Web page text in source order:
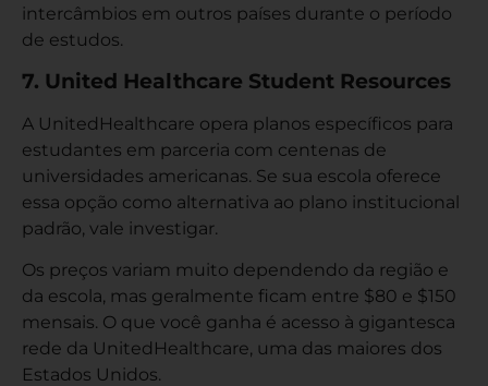
intercâmbios em outros países durante o período
de estudos.
7. United Healthcare Student Resources
A UnitedHealthcare opera planos específicos para
estudantes em parceria com centenas de
universidades americanas. Se sua escola oferece
essa opção como alternativa ao plano institucional
padrão, vale investigar.
Os preços variam muito dependendo da região e
da escola, mas geralmente ficam entre $80 e $150
mensais. O que você ganha é acesso à gigantesca
rede da UnitedHealthcare, uma das maiores dos
Estados Unidos.